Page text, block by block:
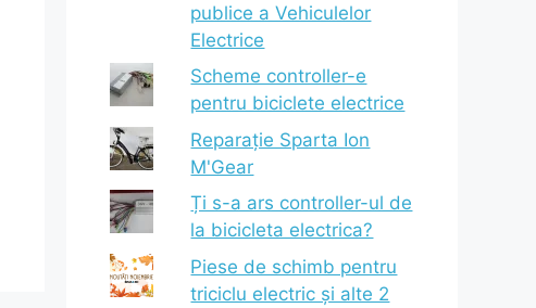
publice a Vehiculelor
Electrice
Scheme controller-e
pentru biciclete electrice
Reparație Sparta Ion
M'Gear
Ți s-a ars controller-ul de
la bicicleta electrica?
Piese de schimb pentru
triciclu electric și alte 2